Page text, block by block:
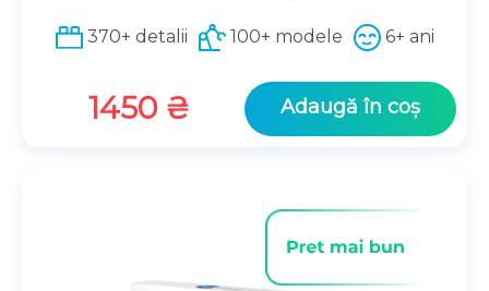
370+ detalii 100+ modele 6+ ani
1450 ₴ Adaugă în coș